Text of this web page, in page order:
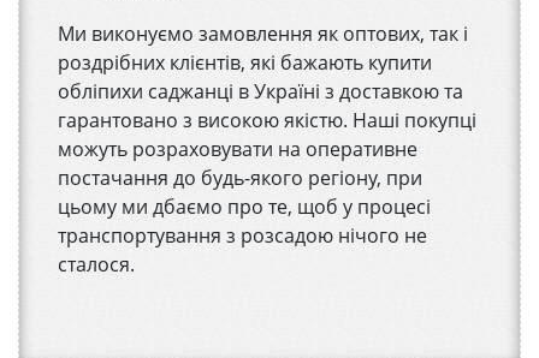
Ми виконуємо замовлення як оптових, так і
роздрібних клієнтів, які бажають купити
обліпихи саджанці в Україні з доставкою та
гарантовано з високою якістю. Наші покупці
можуть розраховувати на оперативне
постачання до будь-якого регіону, при
цьому ми дбаємо про те, щоб у процесі
транспортування з розсадою нічого не
сталося.